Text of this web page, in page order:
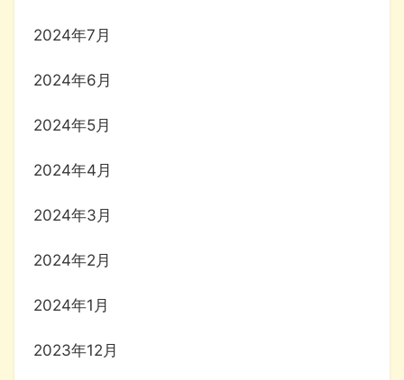
2024年7月
2024年6月
2024年5月
2024年4月
2024年3月
2024年2月
2024年1月
2023年12月